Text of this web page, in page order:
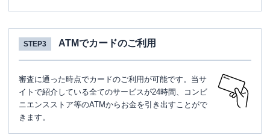
STEP3 ATMでカードのご利用
審査に通った時点でカードのご利用が可能です。当サ
イトで紹介している全てのサービスが24時間、コンビ
ニエンスストア等のATMからお金を引き出すことがで
きます。